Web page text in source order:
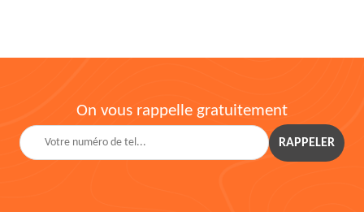
On vous rappelle gratuitement